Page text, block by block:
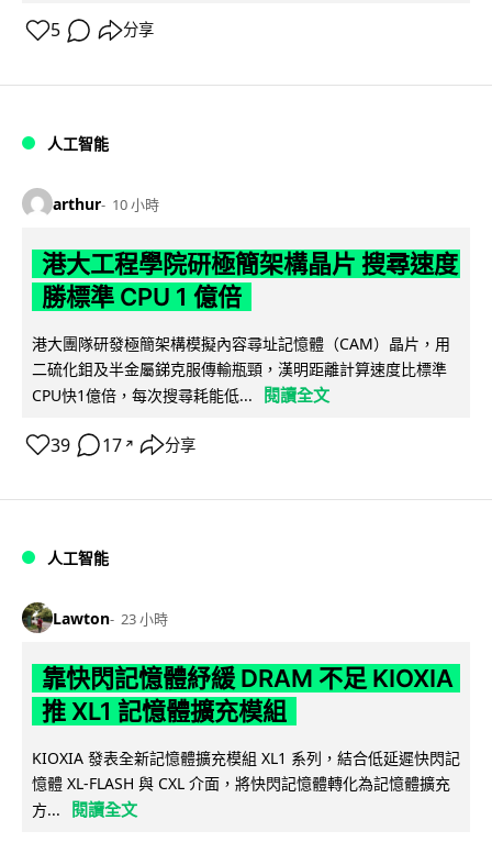
5 分享
人工智能
arthur 10 小時
港大工程學院研極簡架構晶片 搜尋速度
勝標準 CPU 1 億倍
港大團隊研發極簡架構模擬內容尋址記憶體（CAM）晶片，用
二硫化鉬及半金屬銻克服傳輸瓶頸，漢明距離計算速度比標準
CPU快1億倍，每次搜尋耗能低...
閱讀全文
39 17 ↗ 分享
人工智能
Lawton 23 小時
靠快閃記憶體紓緩 DRAM 不足 KIOXIA
推 XL1 記憶體擴充模組
KIOXIA 發表全新記憶體擴充模組 XL1 系列，結合低延遲快閃記
憶體 XL-FLASH 與 CXL 介面，將快閃記憶體轉化為記憶體擴充
方...
閱讀全文